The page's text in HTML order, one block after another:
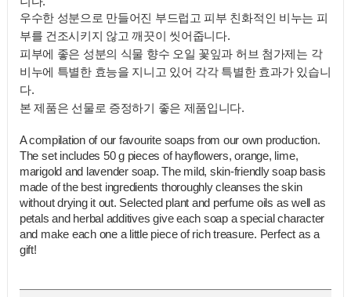
우수한 성분으로 만들어진 부드럽고 피부 친화적인 비누는 피
부를 건조시키지 않고 깨끗이 씻어줍니다.
피부에 좋은 성분의 식물 향수 오일 꽃잎과 허브 첨가제는 각
비누에 특별한 효능을 지니고 있어 각각 특별한 효과가 있습니
다.
본 제품은 선물로 증정하기 좋은 제품입니다.
A compilation of our favourite soaps from our own production.
The set includes 50 g pieces of hayflowers, orange, lime,
marigold and lavender soap. The mild, skin-friendly soap basis
made of the best ingredients thoroughly cleanses the skin
without drying it out. Selected plant and perfume oils as well as
petals and herbal additives give each soap a special character
and make each one a little piece of rich treasure. Perfect as a
gift!